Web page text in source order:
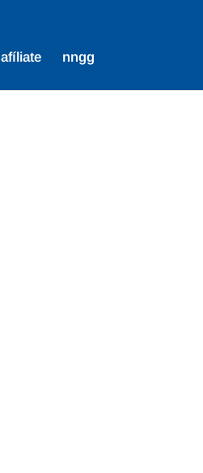
afíliate nngg